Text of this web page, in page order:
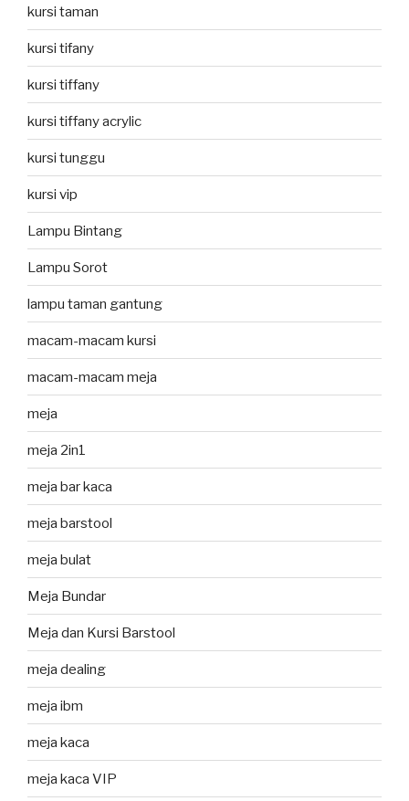
kursi taman
kursi tifany
kursi tiffany
kursi tiffany acrylic
kursi tunggu
kursi vip
Lampu Bintang
Lampu Sorot
lampu taman gantung
macam-macam kursi
macam-macam meja
meja
meja 2in1
meja bar kaca
meja barstool
meja bulat
Meja Bundar
Meja dan Kursi Barstool
meja dealing
meja ibm
meja kaca
meja kaca VIP